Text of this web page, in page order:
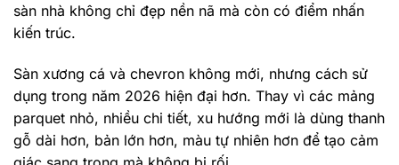
sàn nhà không chỉ đẹp nền nã mà còn có điểm nhấn
kiến trúc.
Sàn xương cá và chevron không mới, nhưng cách sử
dụng trong năm 2026 hiện đại hơn. Thay vì các mảng
parquet nhỏ, nhiều chi tiết, xu hướng mới là dùng thanh
gỗ dài hơn, bản lớn hơn, màu tự nhiên hơn để tạo cảm